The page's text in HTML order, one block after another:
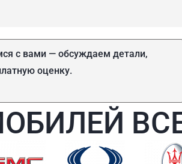
с вами — обсуждаем детали,
оценку.